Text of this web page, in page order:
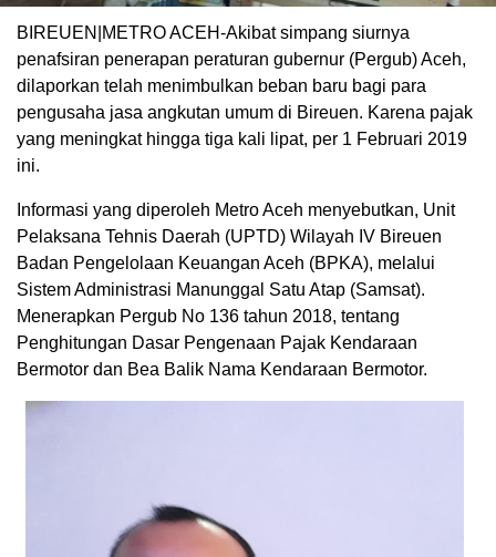
BIREUEN|METRO ACEH-Akibat simpang siurnya
penafsiran penerapan peraturan gubernur (Pergub) Aceh,
dilaporkan telah menimbulkan beban baru bagi para
pengusaha jasa angkutan umum di Bireuen. Karena pajak
yang meningkat hingga tiga kali lipat, per 1 Februari 2019
ini.
Informasi yang diperoleh Metro Aceh menyebutkan, Unit
Pelaksana Tehnis Daerah (UPTD) Wilayah IV Bireuen
Badan Pengelolaan Keuangan Aceh (BPKA), melalui
Sistem Administrasi Manunggal Satu Atap (Samsat).
Menerapkan Pergub No 136 tahun 2018, tentang
Penghitungan Dasar Pengenaan Pajak Kendaraan
Bermotor dan Bea Balik Nama Kendaraan Bermotor.